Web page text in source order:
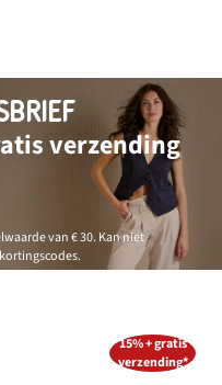
verzending
van € 30. Kan niet
15% + gratis
verzending*